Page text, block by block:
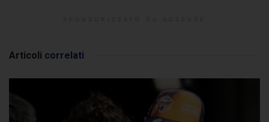
Articoli correlati